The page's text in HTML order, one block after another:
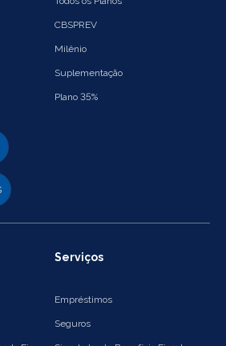
CBSPREV
Milênio
Suplementação
Plano 35%
Serviços
Empréstimos
Seguros